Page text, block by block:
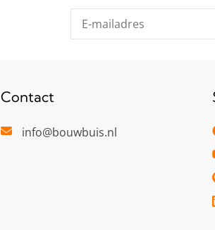
Contact
info@bouwbuis.nl